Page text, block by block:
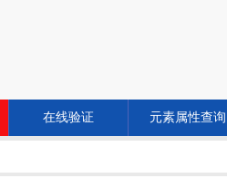
在线验证 元素属性查询